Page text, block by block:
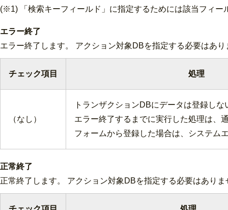
(※1) 「検索キーフィールド」に指定するためには該当フィー
エラー終了
エラー終了します。 アクション対象DBを指定する必要はあ
チェック項目 処理
（なし）
トランザクションDBにデータは登録しな
エラー終了するまでに実行した処理は、
フォームから登録した場合は、システム
正常終了
正常終了します。 アクション対象DBを指定する必要はあり